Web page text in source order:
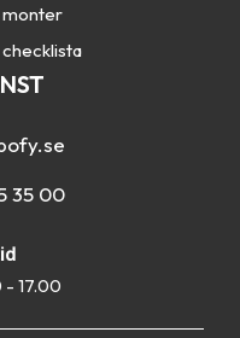
monter
35 00
17.00